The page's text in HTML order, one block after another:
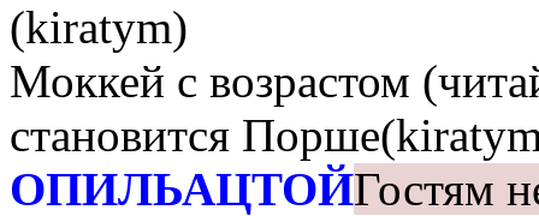
(kiratym)
Моккей с возрастом
становится
ОПИЛЬАЦТОЙГостям